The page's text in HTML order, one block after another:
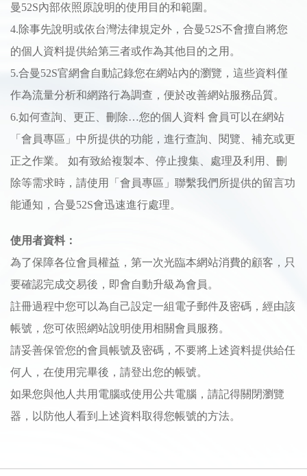
曼52S內部依照原說明的使用目的和範圍。
4.除事先說明或依台灣法律規定外，合曼52S不會擅自將您
的個人資料提供給第三者或作為其他目的之用。
5.合曼52S官網會自動記錄您在網站內的瀏覽，這些資料僅
作為流量分析和網路行為調查，便於改善網站服務品質。
6.如何查詢、更正、刪除…您的個人資料 會員可以在網站
「會員專區」中所提供的功能，進行查詢、閱覽、補充或更
正之作業。 如有致給複製本、停止搜集、處理及利用、刪
除等需求時，請使用「會員專區」聯繫我們所提供的留言功
能通知，合曼52S會迅速進行處理。
使用者資料：
為了保障各位會員權益，第一次光臨本網站消費的顧客，只
要確認完成交易後，即會自動升級為會員。
註冊過程中您可以為自己設定一組電子郵件及密碼，經由該
帳號，您可依照網站說明使用相關會員服務。
請妥善保管您的會員帳號及密碼，不要將上述資料提供給任
何人，在使用完畢後，請登出您的帳號。
如果您與他人共用電腦或使用公共電腦，請記得關閉瀏覽
器，以防他人看到上述資料取得您帳號的方法。